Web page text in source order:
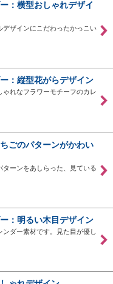
：横型おしゃれデザイ
デザインにこだわったかっこい
：縦型花がらデザイン
れなフラワーモチーフのカレ
ごのパターンがかわい
ーンをあしらった、見ている
：明るい木目デザイン
ダー素材です。見た目が優し